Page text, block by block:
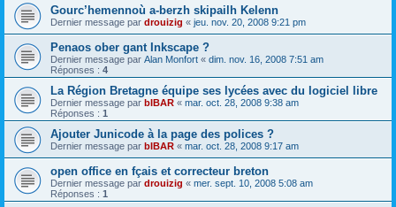
Gourc’hemennoù a-berzh skipailh Kelenn
Dernier message par drouizig « jeu. nov. 20, 2008 9:21 pm
Penaos ober gant Inkscape ?
Dernier message par Alan Monfort « dim. nov. 16, 2008 7:51 am
Réponses : 4
La Région Bretagne équipe ses lycées avec du logiciel libre
Dernier message par bIBAR « mar. oct. 28, 2008 9:38 am
Réponses : 1
Ajouter Junicode à la page des polices ?
Dernier message par bIBAR « mar. oct. 28, 2008 9:17 am
open office en fçais et correcteur breton
Dernier message par drouizig « mer. sept. 10, 2008 5:08 am
Réponses : 1